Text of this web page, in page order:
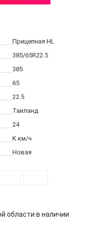
Прицепная HL
385/65R22.5
385
65
22.5
Таиланд
24
Kкм/ч
Новая
области в наличии